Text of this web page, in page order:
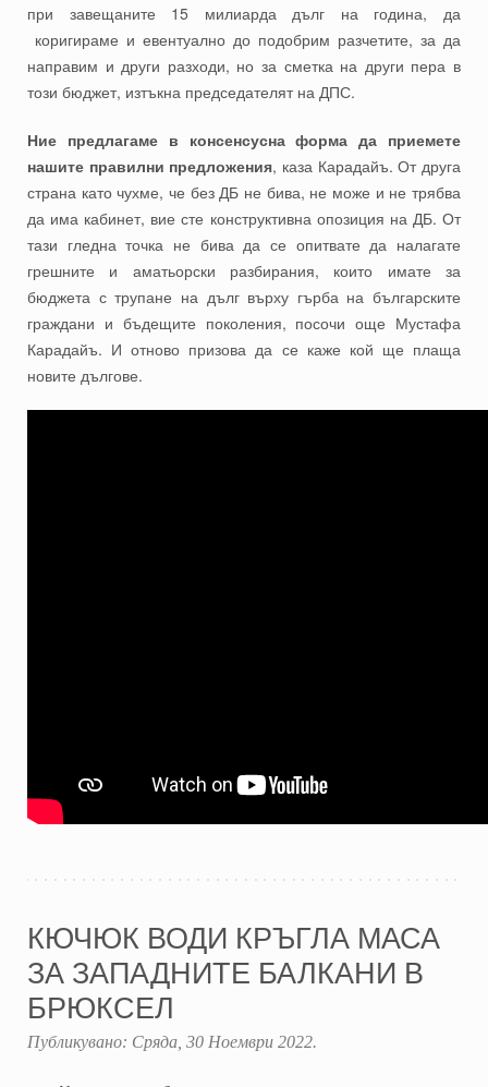
при завещаните 15 милиарда дълг на година, да
коригираме и евентуално до подобрим разчетите, за да
направим и други разходи, но за сметка на други пера в
този бюджет, изтъкна председателят на ДПС.
Ние предлагаме в консенсусна форма да приемете
нашите правилни предложения, каза Карадайъ. От друга
страна като чухме, че без ДБ не бива, не може и не трябва
да има кабинет, вие сте конструктивна опозиция на ДБ. От
тази гледна точка не бива да се опитвате да налагате
грешните и аматьорски разбирания, които имате за
бюджета с трупане на дълг върху гърба на българските
граждани и бъдещите поколения, посочи още Мустафа
Карадайъ. И отново призова да се каже кой ще плаща
новите дългове.
КЮЧЮК ВОДИ КРЪГЛА МАСА
ЗА ЗАПАДНИТЕ БАЛКАНИ В
БРЮКСЕЛ
Публикувано: Сряда, 30 Ноември 2022.